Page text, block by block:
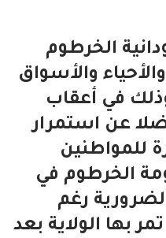
الخرطوم
والأسواق
في أعقاب
عن استمرار
للمواطنين
الخرطوم في
رغم
بها الولاية بعد